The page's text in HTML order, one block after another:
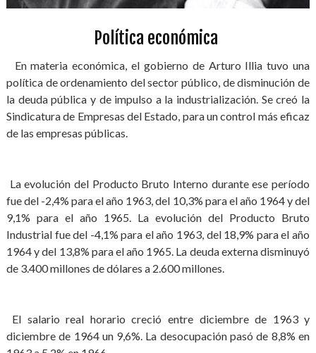
Política económica
En materia económica, el gobierno de Arturo Illia tuvo una
política de ordenamiento del sector público, de disminución de
la deuda pública y de impulso a la industrialización. Se creó la
Sindicatura de Empresas del Estado, para un control más eficaz
de las empresas públicas.
La evolución del Producto Bruto Interno durante ese período
fue del -2,4% para el año 1963, del 10,3% para el año 1964 y del
9,1% para el año 1965. La evolución del Producto Bruto
Industrial fue del -4,1% para el año 1963, del 18,9% para el año
1964 y del 13,8% para el año 1965. La deuda externa disminuyó
de 3.400 millones de dólares a 2.600 millones.
El salario real horario creció entre diciembre de 1963 y
diciembre de 1964 un 9,6%. La desocupación pasó de 8,8% en